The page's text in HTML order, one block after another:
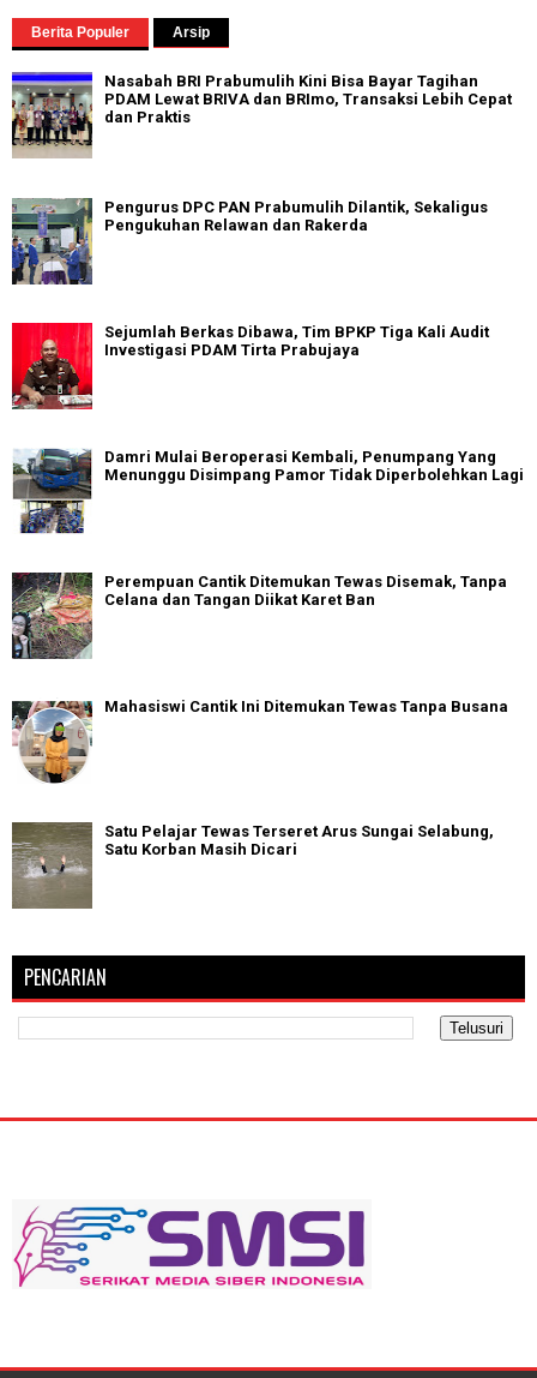
Berita Populer Arsip
Nasabah BRI Prabumulih Kini Bisa Bayar Tagihan
PDAM Lewat BRIVA dan BRImo, Transaksi Lebih Cepat
dan Praktis
Pengurus DPC PAN Prabumulih Dilantik, Sekaligus
Pengukuhan Relawan dan Rakerda
Sejumlah Berkas Dibawa, Tim BPKP Tiga Kali Audit
Investigasi PDAM Tirta Prabujaya
Damri Mulai Beroperasi Kembali, Penumpang Yang
Menunggu Disimpang Pamor Tidak Diperbolehkan Lagi
Perempuan Cantik Ditemukan Tewas Disemak, Tanpa
Celana dan Tangan Diikat Karet Ban
Mahasiswi Cantik Ini Ditemukan Tewas Tanpa Busana
Satu Pelajar Tewas Terseret Arus Sungai Selabung,
Satu Korban Masih Dicari
PENCARIAN